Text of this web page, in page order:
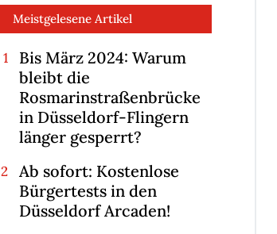
Meistgelesene Artikel
Bis März 2024: Warum
bleibt die
Rosmarinstraßenbrücke
in Düsseldorf-Flingern
länger gesperrt?
Ab sofort: Kostenlose
Bürgertests in den
Düsseldorf Arcaden!